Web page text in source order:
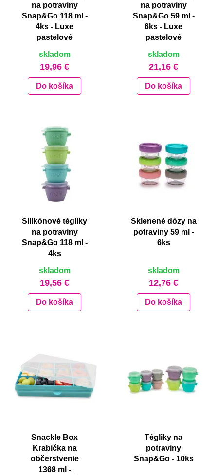
na potraviny
Snap&Go 118 ml -
4ks - Luxe
pastelové
skladom
19,96 €
Do košíka
na potraviny
Snap&Go 59 ml -
6ks - Luxe
pastelové
skladom
21,16 €
Do košíka
Silikónové tégliky
na potraviny
Snap&Go 118 ml -
4ks
skladom
19,56 €
Do košíka
Sklenené dózy na
potraviny 59 ml -
6ks
skladom
12,76 €
Do košíka
Snackle Box
Krabička na
občerstvenie
1368 ml -
Tégliky na
potraviny
Snap&Go - 10ks